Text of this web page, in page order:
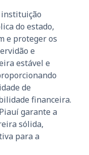
do estado,
e proteger os
e
estável e
de
financeira.
garante a
sólida,
para a